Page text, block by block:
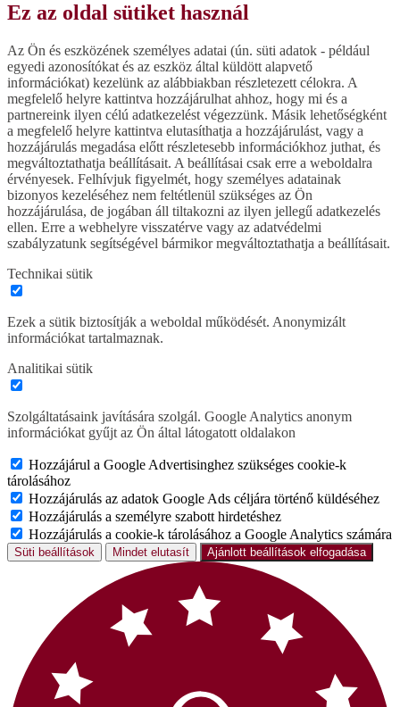
Ez az oldal sütiket használ
Az Ön és eszközének személyes adatai (ún. süti adatok - például
egyedi azonosítókat és az eszköz által küldött alapvető
információkat) kezelünk az alábbiakban részletezett célokra. A
megfelelő helyre kattintva hozzájárulhat ahhoz, hogy mi és a
partnereink ilyen célú adatkezelést végezzünk. Másik lehetőségként
a megfelelő helyre kattintva elutasíthatja a hozzájárulást, vagy a
hozzájárulás megadása előtt részletesebb információkhoz juthat, és
megváltoztathatja beállításait. A beállításai csak erre a weboldalra
érvényesek. Felhívjuk figyelmét, hogy személyes adatainak
bizonyos kezeléséhez nem feltétlenül szükséges az Ön
hozzájárulása, de jogában áll tiltakozni az ilyen jellegű adatkezelés
ellen. Erre a webhelyre visszatérve vagy az adatvédelmi
szabályzatunk segítségével bármikor megváltoztathatja a beállításait.
Technikai sütik
Ezek a sütik biztosítják a weboldal működését. Anonymizált
információkat tartalmaznak.
Analitikai sütik
Szolgáltatásaink javítására szolgál. Google Analytics anonym
információkat gyűjt az Ön által látogatott oldalakon
Hozzájárul a Google Advertisinghez szükséges cookie-k
tárolásához
Hozzájárulás az adatok Google Ads céljára történő küldéséhez
Hozzájárulás a személyre szabott hirdetéshez
Hozzájárulás a cookie-k tárolásához a Google Analytics számára
Süti beállítások Mindet elutasít Ajánlott beállítások elfogadása